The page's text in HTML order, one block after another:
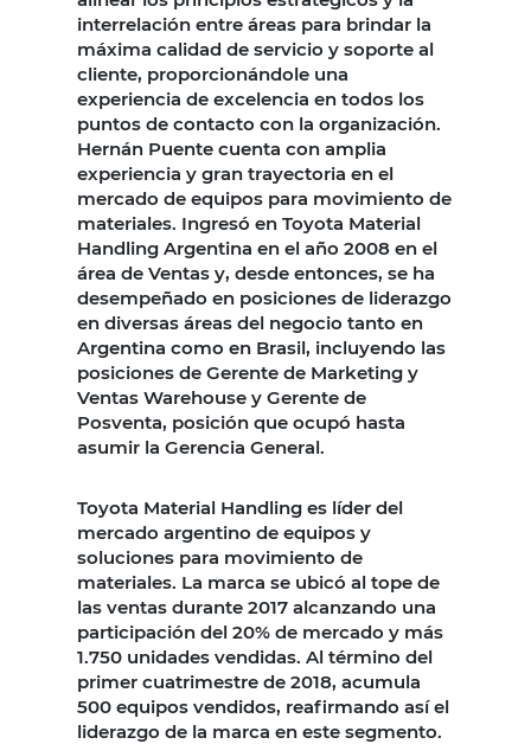
interrelación entre áreas para brindar la
máxima calidad de servicio y soporte al
cliente, proporcionándole una
experiencia de excelencia en todos los
puntos de contacto con la organización.
Hernán Puente cuenta con amplia
experiencia y gran trayectoria en el
mercado de equipos para movimiento de
materiales. Ingresó en Toyota Material
Handling Argentina en el año 2008 en el
área de Ventas y, desde entonces, se ha
desempeñado en posiciones de liderazgo
en diversas áreas del negocio tanto en
Argentina como en Brasil, incluyendo las
posiciones de Gerente de Marketing y
Ventas Warehouse y Gerente de
Posventa, posición que ocupó hasta
asumir la Gerencia General.
Toyota Material Handling es líder del
mercado argentino de equipos y
soluciones para movimiento de
materiales. La marca se ubicó al tope de
las ventas durante 2017 alcanzando una
participación del 20% de mercado y más
1.750 unidades vendidas. Al término del
primer cuatrimestre de 2018, acumula
500 equipos vendidos, reafirmando así el
liderazgo de la marca en este segmento.